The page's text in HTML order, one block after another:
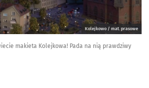
Kolejkowo / mat. prasowe
makieta Kolejkowa! Pada na nią prawdziwy